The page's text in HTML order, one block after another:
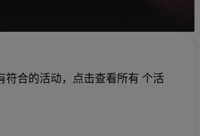
符合的活动，点击查看所有 个活